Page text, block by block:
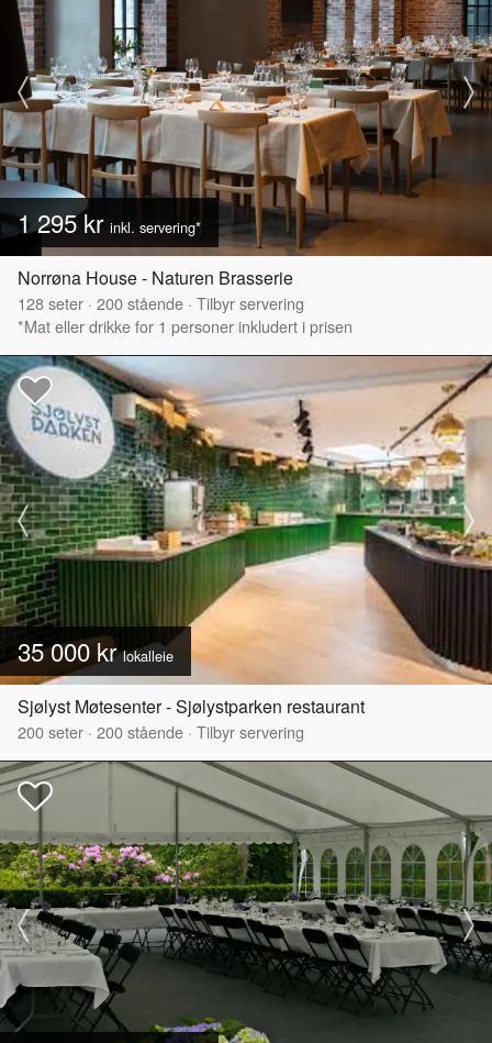
1 295 kr inkl. servering*
Norrøna House - Naturen Brasserie
128seter · 200stående · Tilbyr servering
*Mat eller drikke for 1 personer inkludert i prisen
35 000 krlokalleie
Sjølyst Møtesenter - Sjølystparken restaurant
200seter · 200stående · Tilbyr servering